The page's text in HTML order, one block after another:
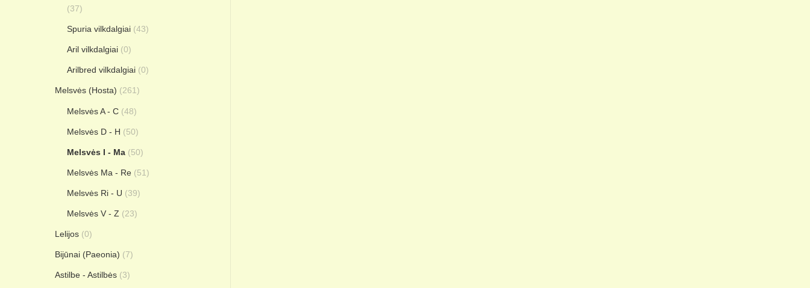
(37)
Spuria vilkdalgiai (43)
Aril vilkdalgiai (0)
Arilbred vilkdalgiai (0)
Melsvės (Hosta) (261)
Melsvės A - C (48)
Melsvės D - H (50)
Melsvės I - Ma (50)
Melsvės Ma - Re (51)
Melsvės Ri - U (39)
Melsvės V - Z (23)
Lelijos (0)
Bijūnai (Paeonia) (7)
Astilbe - Astilbės (3)